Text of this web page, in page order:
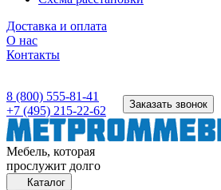
Доставка и оплата
О нас
Контакты
8 (800) 555-81-41
+7 (495) 215-22-62
Заказать звонок
Мебель, которая
прослужит долго
Каталог